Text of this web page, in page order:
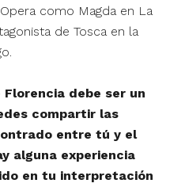
como Magda en La
de Tosca en la
debe ser un
compartir las
entre tú y el
alguna experiencia
en tu interpretación